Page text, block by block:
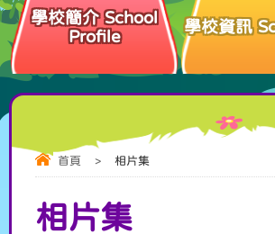
學校簡介 School
Profile
學校資訊
首頁 > 相片集
相片集